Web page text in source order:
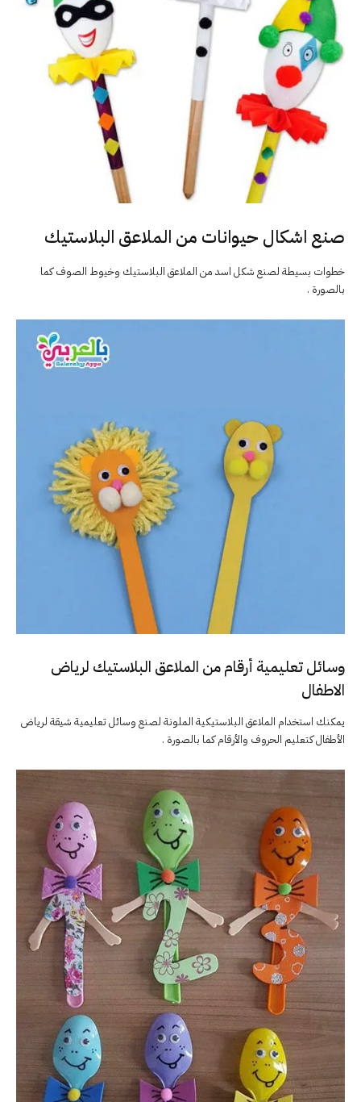
صنع اشكال حيوانات من الملاعق البلاستيك
خطوات بسيطة لصنع شكل اسد من الملاعق البلاستيك وخيوط الصوف كما
بالصورة .
وسائل تعليمية أرقام من الملاعق البلاستيك لرياض
الاطفال
يمكنك استخدام الملاعق البلاستيكية الملونة لصنع وسائل تعليمية شيقة لرياض
الأطفال كتعليم الحروف والأرقام كما بالصورة .